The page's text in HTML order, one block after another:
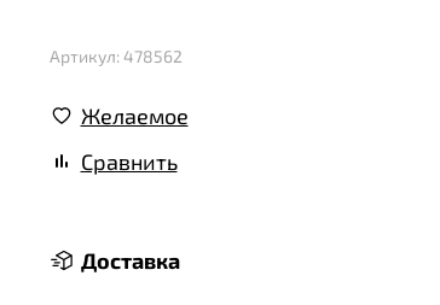
Артикул: 478562
Желаемое
Сравнить
Доставка